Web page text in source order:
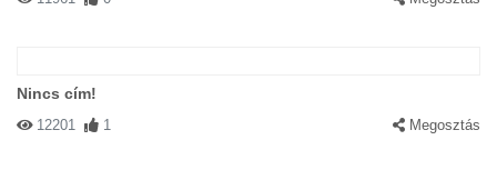
Nincs cím!
12201 1 Megosztás